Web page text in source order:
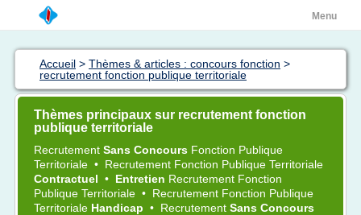
Menu
Accueil > Thèmes & articles : concours fonction >
recrutement fonction publique territoriale
Thèmes principaux sur recrutement fonction
publique territoriale
Recrutement Sans Concours Fonction Publique
Territoriale • Recrutement Fonction Publique Territoriale
Contractuel • Entretien Recrutement Fonction
Publique Territoriale • Recrutement Fonction Publique
Territoriale Handicap • Recrutement Sans Concours